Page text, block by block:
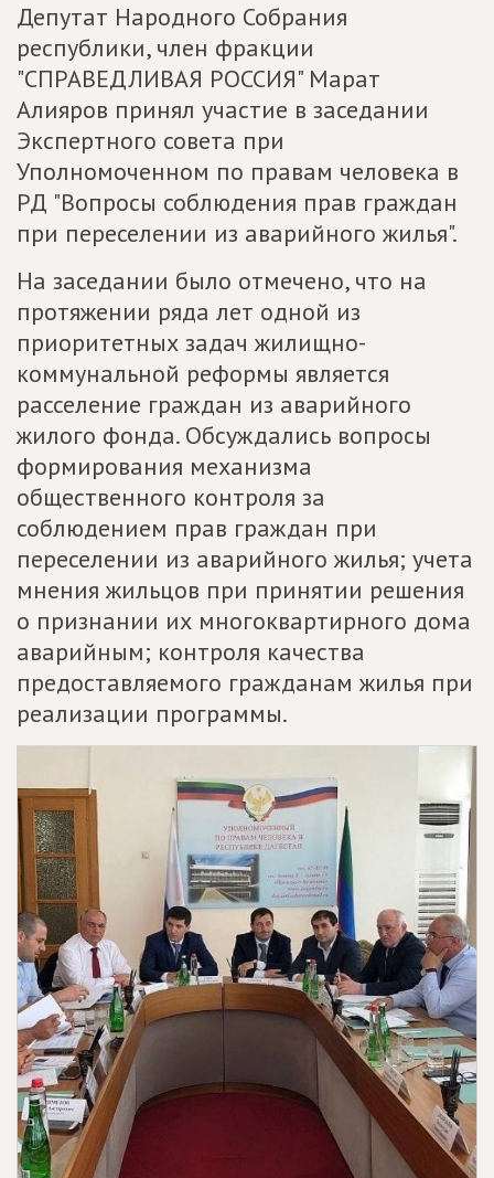
Депутат Народного Собрания
республики, член фракции
"СПРАВЕДЛИВАЯ РОССИЯ" Марат
Алияров принял участие в заседании
Экспертного совета при
Уполномоченном по правам человека в
РД "Вопросы соблюдения прав граждан
при переселении из аварийного жилья".
На заседании было отмечено, что на
протяжении ряда лет одной из
приоритетных задач жилищно-
коммунальной реформы является
расселение граждан из аварийного
жилого фонда. Обсуждались вопросы
формирования механизма
общественного контроля за
соблюдением прав граждан при
переселении из аварийного жилья; учета
мнения жильцов при принятии решения
о признании их многоквартирного дома
аварийным; контроля качества
предоставляемого гражданам жилья при
реализации программы.